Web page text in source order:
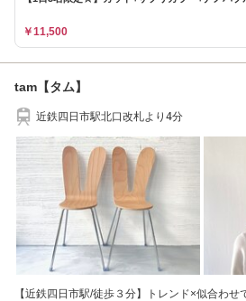
￥11,500
tam【タム】
近鉄四日市駅北口改札より4分
【近鉄四日市駅/徒歩３分】トレンド×似合わ